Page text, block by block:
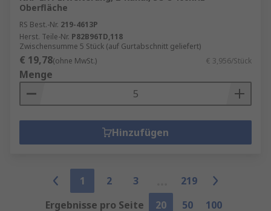
Oberfläche
RS Best.-Nr. 219-4613P
Herst. Teile-Nr. P82B96TD,118
Zwischensumme 5 Stück (auf Gurtabschnitt geliefert)
€ 19,78(ohne MwSt.) € 3,956/Stück
Menge
Hinzufügen
1 2 3
219
Ergebnisse pro Seite
20 50 100